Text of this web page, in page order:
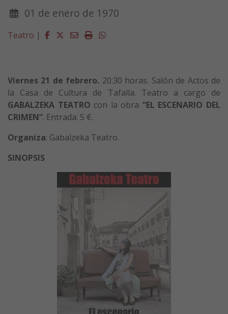
01 de enero de 1970
Teatro | Facebook
Twitter
EmailImprimirWhatsapp
Viernes 21 de febrero. 20:30 horas. Salón de Actos de
la Casa de Cultura de Tafalla. Teatro a cargo de
GABALZEKA TEATRO con la obra “EL ESCENARIO DEL
CRIMEN”. Entrada: 5 €.
Organiza: Gabalzeka Teatro.
SINOPSIS